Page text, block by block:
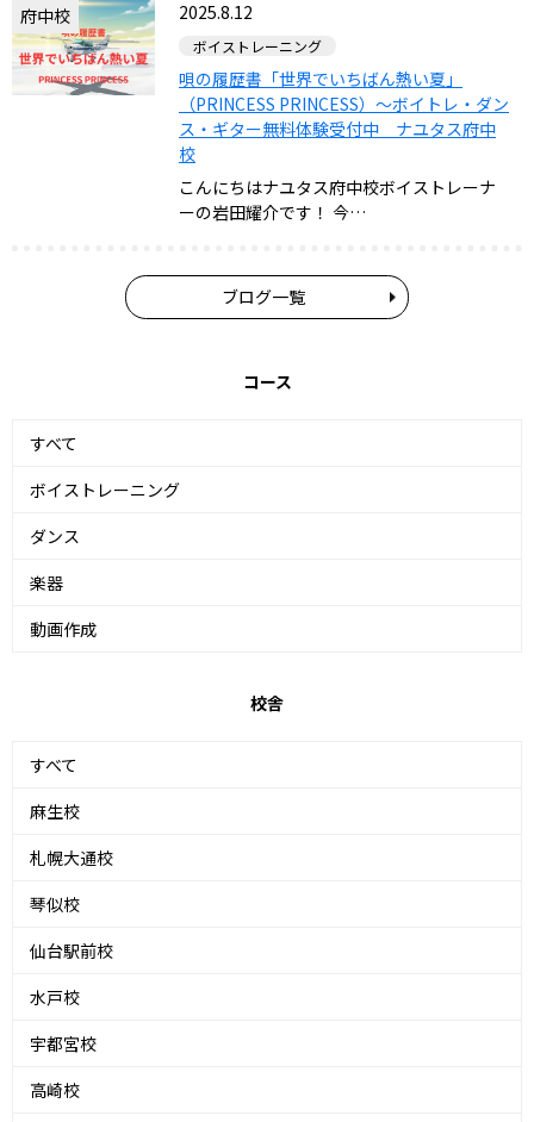
府中校 2025.8.12
ボイストレーニング
唄の履歴書「世界でいちばん熱い夏」
（PRINCESS PRINCESS）～ボイトレ・ダン
ス・ギター無料体験受付中 ナユタス府中
校
こんにちはナユタス府中校ボイストレーナ
ーの岩田耀介です！ 今…
ブログ一覧
コース
すべて
ボイストレーニング
ダンス
楽器
動画作成
校舎
すべて
麻生校
札幌大通校
琴似校
仙台駅前校
水戸校
宇都宮校
高崎校